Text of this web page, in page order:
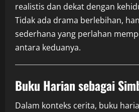
realistis dan dekat dengan
Tidak ada drama berlebihan,
sederhana yang perlahan
antara keduanya.
Buku Harian sebagai
Dalam konteks cerita, buku